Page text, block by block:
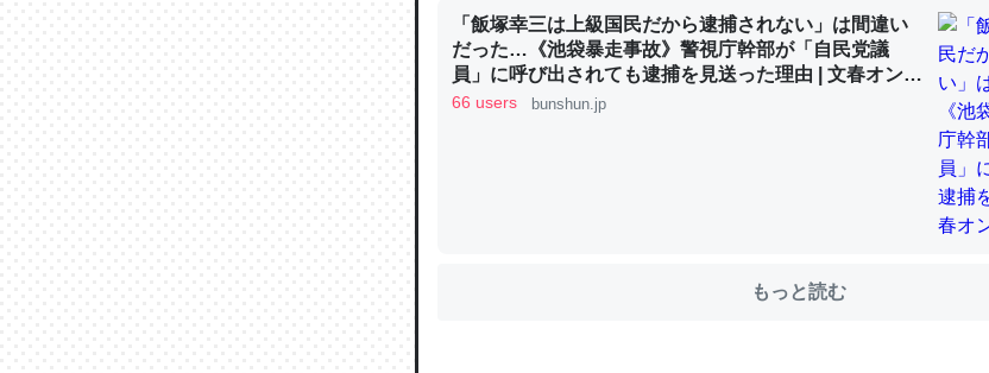
─たまにLINEするくらいだった遠方の父67歳と僕。ITツール導入でコミュニケー
た｜tayorini by LIFULL介護
ちょうど同じ理由でEcho Show 8を設定中でした。Primeとか
きる。一生で親と会える残り時間を日数にすると1週間とかの人が多
─たまにLINEするくらいだった遠方の父67歳と僕。ITツール導入でコミュニケー
「飯塚幸三は上級国民だから逮捕されない」は間違い
だった…《池袋暴走事故》警視庁幹部が「自民党議
員」に呼び出されても逮捕を見送った理由 | 文春オンラ
イン
66 users bunshun.jp
もっと読む